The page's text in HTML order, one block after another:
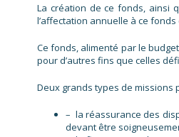
La création de ce fonds, ainsi
l’affectation annuelle à ce
Ce fonds, alimenté par le
pour d’autres fins que celles
Deux grands types de
– la réassurance des
devant être